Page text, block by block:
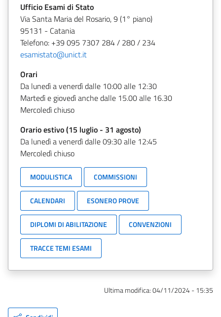
Ufficio Esami di Stato
Via Santa Maria del Rosario, 9 (1° piano)
95131 - Catania
Telefono: +39 095 7307 284 / 280 / 234
esamistato@unict.it
Orari
Da lunedì a venerdì dalle 10:00 alle 12:30
Martedì e giovedì anche dalle 15.00 alle 16.30
Mercoledì chiuso
Orario estivo (15 luglio - 31 agosto)
Da lunedì a venerdì dalle 09:30 alle 12:45
Mercoledì chiuso
MODULISTICA COMMISSIONI
CALENDARI ESONERO PROVE
DIPLOMI DI ABILITAZIONE CONVENZIONI
TRACCE TEMI ESAMI
Ultima modifica:04/11/2024 - 15:35